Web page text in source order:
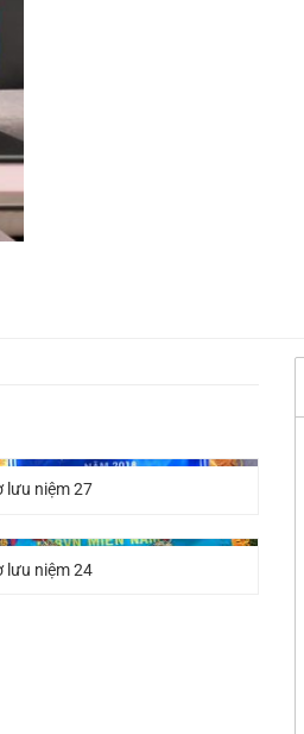
lưu niệm 27
lưu niệm 24